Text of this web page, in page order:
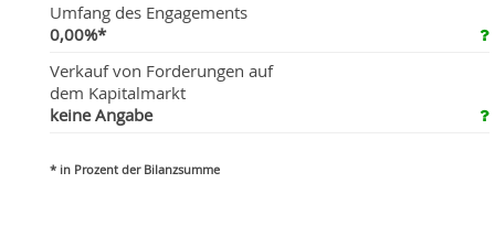
Umfang des Engagements
0,00%*
Verkauf von Forderungen auf
dem Kapitalmarkt
keine Angabe
* in Prozent der Bilanzsumme